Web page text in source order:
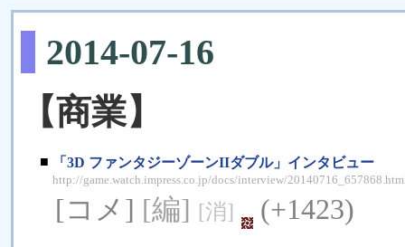
2014-07-16
【商業】
■ 「3D ファンタジーゾーンIIダブル」インタビュー
http://game.watch.impress.co.jp/docs/interview/
[コメ] [編] [消] (+1423)